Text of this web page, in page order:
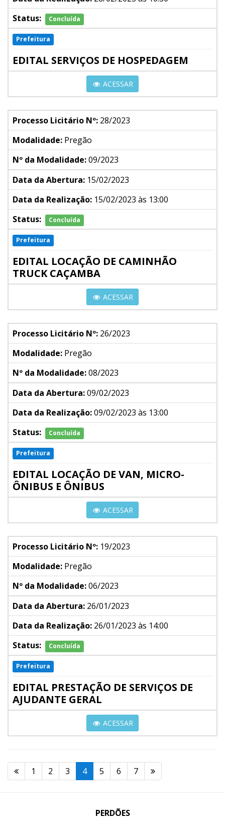
Status:
Concluída
Prefeitura
EDITAL SERVIÇOS DE HOSPEDAGEM
ACESSAR
Processo Licitário Nº: 28/2023
Modalidade: Pregão
Nº da Modalidade:09/2023
Data da Abertura: 15/02/2023
Data da Realização: 15/02/2023 às 13:00
Status:
Concluída
Prefeitura
EDITAL LOCAÇÃO DE CAMINHÃO
TRUCK CAÇAMBA
ACESSAR
Processo Licitário Nº: 26/2023
Modalidade: Pregão
Nº da Modalidade:08/2023
Data da Abertura:09/02/2023
Data da Realização:09/02/2023 às 13:00
Status:
Concluída
Prefeitura
EDITAL LOCAÇÃO DE VAN, MICRO-
ÔNIBUS E ÔNIBUS
ACESSAR
Processo Licitário Nº: 19/2023
Modalidade: Pregão
Nº da Modalidade:06/2023
Data da Abertura: 26/01/2023
Data da Realização: 26/01/2023 às 14:00
Status:
Concluída
Prefeitura
EDITAL PRESTAÇÃO DE SERVIÇOS DE
AJUDANTE GERAL
ACESSAR
1 2 3 4 5 6 7
PERDÕES